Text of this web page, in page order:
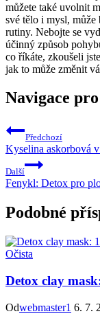
můžete také uvolnit
své tělo i mysl,
rutiny. Nebojte se
účinný způsob
co říkáte, zkoušeli
jak to může změnit
Navigace
Předchozí
Kyselina askorbová
Další
Fenykl: Detox pro
Podobné
Očista
Detox clay
Odwebmaster1 6. 7.